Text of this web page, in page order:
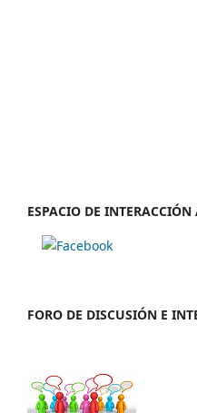
ESPACIO DE
FORO DE DISCUSIÓN E